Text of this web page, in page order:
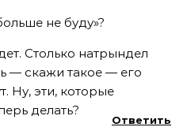
не буду»?
Столько натрындел
— скажи такое — его
Ну, эти, которые
делать?
Ответить